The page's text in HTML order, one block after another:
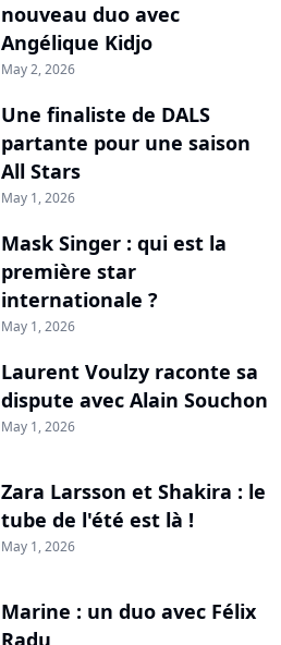
nouveau duo avec
Angélique Kidjo
May 2, 2026
Une finaliste de DALS
partante pour une saison
All Stars
May 1, 2026
Mask Singer : qui est la
première star
internationale ?
May 1, 2026
Laurent Voulzy raconte sa
dispute avec Alain Souchon
May 1, 2026
Zara Larsson et Shakira : le
tube de l'été est là !
May 1, 2026
Marine : un duo avec Félix
Radu